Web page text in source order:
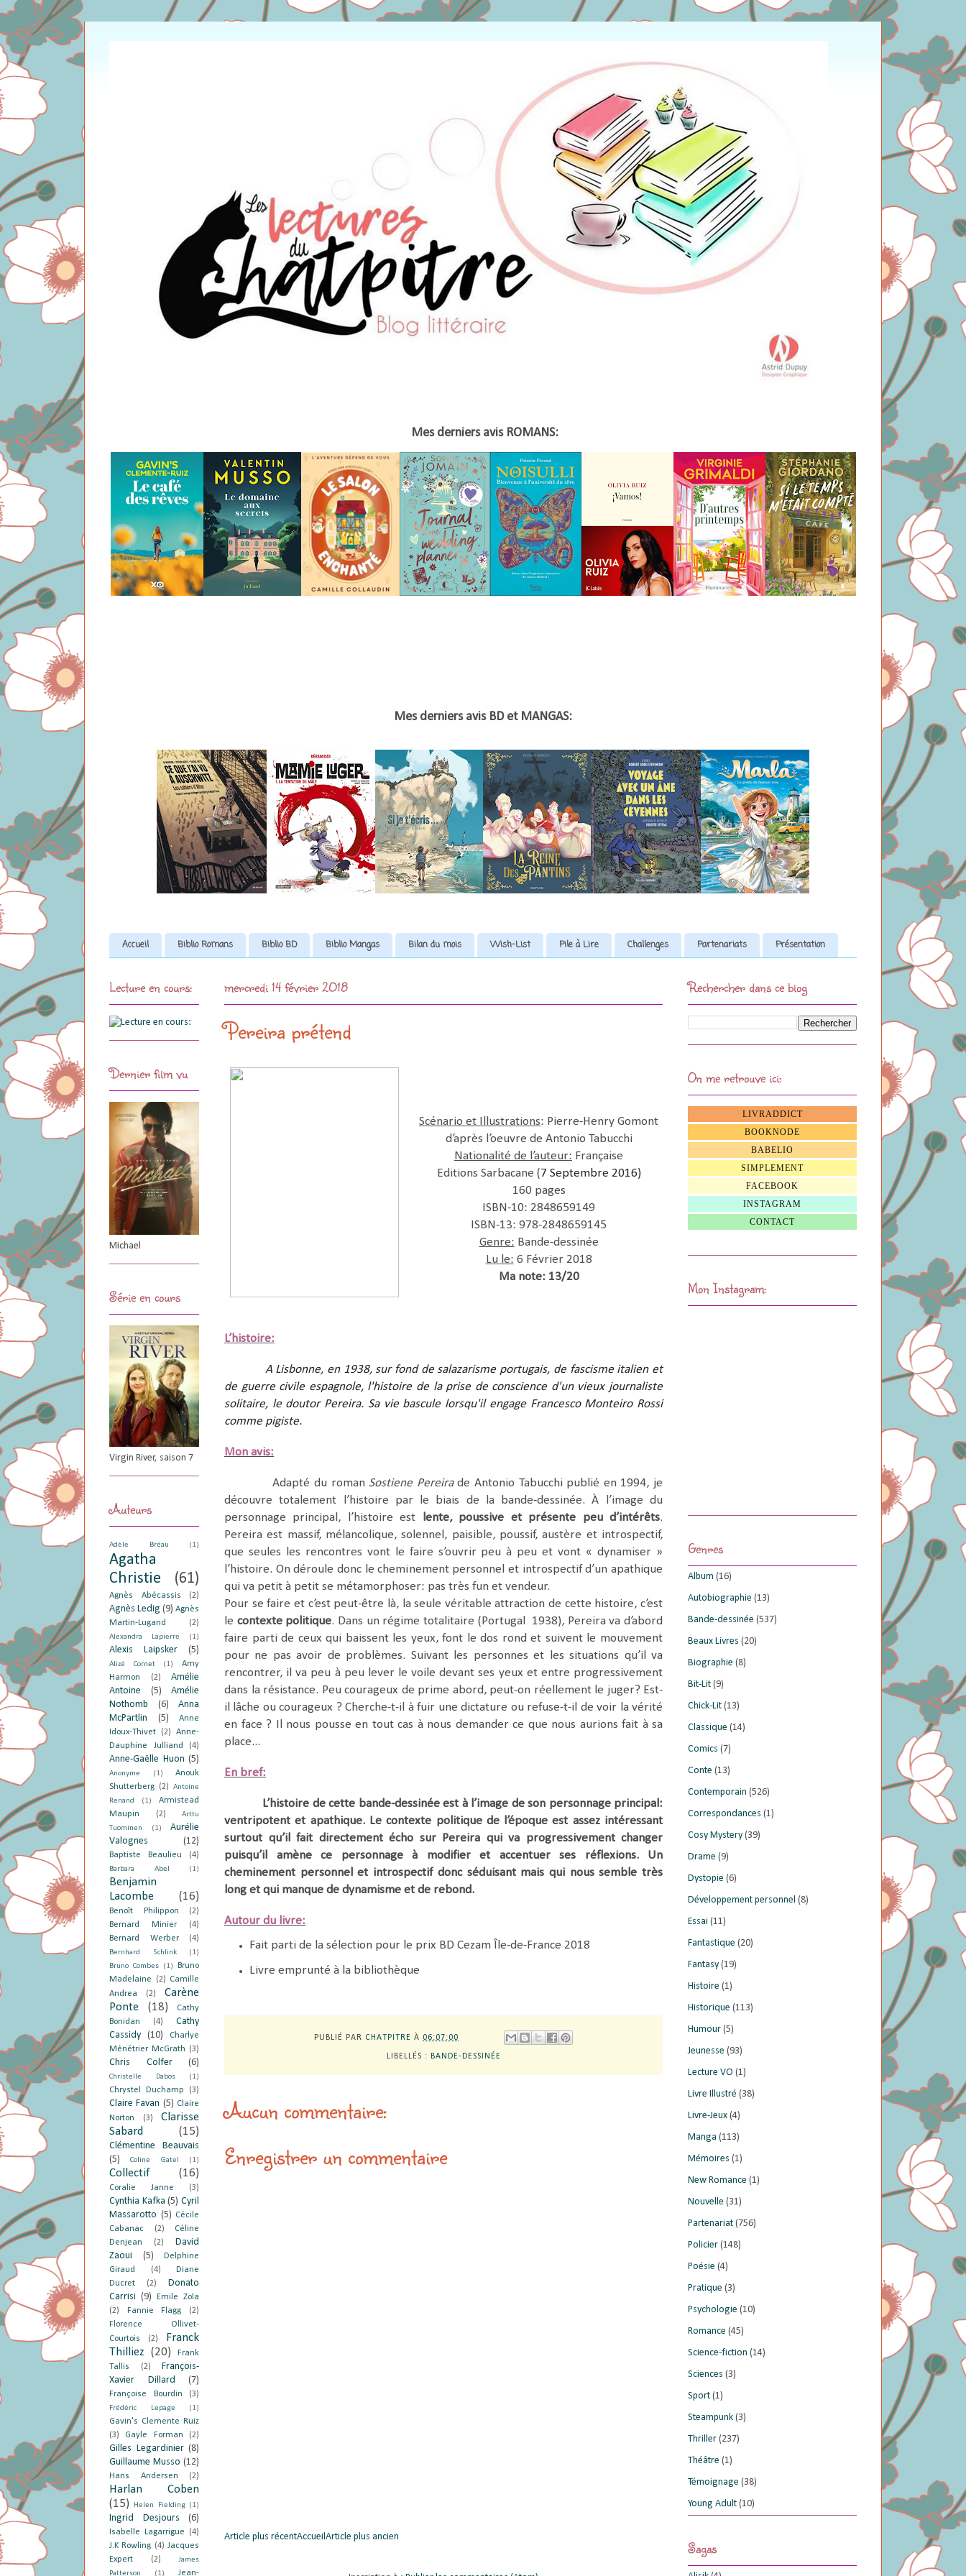
Mes derniers avis ROMANS:
Mes derniers avis BD et MANGAS:
Accueil Biblio Romans Biblio BD Biblio Mangas Bilan du mois Wish-List Pile à Lire Challenges Partenariats Présentation
mercredi 14 février 2018
Pereira prétend
Scénario et Illustrations: Pierre-Henry Gomont
d’après l’oeuvre de Antonio Tabucchi
Nationalité de l’auteur: Française
Editions Sarbacane (7 Septembre 2016)
160 pages
ISBN-10: 2848659149
ISBN-13: 978-2848659145
Genre: Bande-dessinée
Lu le: 6 Février 2018
Ma note: 13/20
L’histoire:
A Lisbonne, en 1938, sur fond de salazarisme portugais, de fascisme italien et
de guerre civile espagnole, l'histoire de la prise de conscience d'un vieux journaliste
solitaire, le doutor Pereira. Sa vie bascule lorsqu'il engage Francesco Monteiro Rossi
comme pigiste.
Mon avis:
Adapté du roman Sostiene Pereirade Antonio Tabucchi publié en 1994, je
découvre totalement l’histoire par le biais de la bande-dessinée. À l’image du
personnage principal, l’histoire est
lente, poussive et présente peu d’intérêts.
Pereira est massif, mélancolique, solennel, paisible, poussif, austère et introspectif,
que seules les rencontres vont le faire s’ouvrir peu à peu et vont « dynamiser »
l’histoire. On déroule donc le cheminement personnel et introspectif d’un apathique
qui va petit à petit se métamorphoser: pas très fun et vendeur.
Pour se faire et c’est peut-être là, la seule véritable attraction de cette histoire, c’est
le contexte politique. Dans un régime totalitaire (Portugal 1938), Pereira va d’abord
faire parti de ceux qui baissent les yeux, font le dos rond et suivent le mouvement
pour ne pas avoir de problèmes. Suivant les personnes et les situations qu’il va
rencontrer, il va peu à peu lever le voile devant ses yeux et entre progressivement
dans la résistance. Peu courageux de prime abord, peut-on réellement le juger? Est-
il lâche ou courageux ? Cherche-t-il à fuir une dictature ou refuse-t-il de voir la vérité
en face ? Il nous pousse en tout cas à nous demander ce que nous aurions fait à sa
place...
En bref:
L’histoire de cette bande-dessinée est à l’image de son personnage principal:
ventripotent et apathique. Le contexte politique de l’époque est assez intéressant
surtout qu’il fait directement écho sur Pereira qui va progressivement changer
puisqu’il amène ce personnage à modifier et accentuer ses réflexions. Un
cheminement personnel et introspectif donc séduisant mais qui nous semble très
long et qui manque de dynamisme et de rebond.
Autour du livre:
Fait parti de la sélection pour le prix BD Cezam Île-de-France 2018
Livre emprunté à la bibliothèque
PUBLIÉ PAR CHATPITRE À 06:07:00
LIBELLÉS : BANDE-DESSINÉE
Aucun commentaire:
Enregistrer un commentaire
Article plus récent Article plus ancien
Accueil
Lecture en cours:
Dernier film vu
Michael
Série en cours
Virgin River, saison 7
Auteurs
Adèle Bréau (1)
Agatha
Christie
(61)
Agnès Abécassis (2)
Agnès Ledig (9) Agnès
Martin-Lugand
(2)
Alexandra Lapierre (1)
Alexis Laipsker (5)
Alizé Cornet (1)
Amy
Harmon
(2)
Amélie
Antoine
(5)
Amélie
Nothomb
(6)
Anna
McPartlin
(5)
Anne
Idoux-Thivet
(2)
Anne-
Dauphine Julliand
(4)
Anne-Gaëlle Huon (5)
Anonyme (1)
Anouk
Shutterberg (2)
Antoine
Renand
(1)
Armistead
Maupin
(2)
Arttu
Tuominen
(1)
Aurélie
Valognes
(12)
Baptiste Beaulieu (4)
Barbara Abel (1)
Benjamin
Lacombe
(16)
Benoît Philippon
(2)
Bernard Minier
(4)
Bernard Werber
(4)
Bernhard Schlink
(1)
Bruno Combes
(1)
Bruno
Madelaine
(2) Camille
Andrea
(2)
Carène
Ponte
(18)
Cathy
Bonidan
(4)
Cathy
Cassidy (10)
Charlye
Ménétrier McGrath (3)
Chris Colfer (6)
Christelle Dabos (1)
Chrystel Duchamp (3)
Claire Favan (5) Claire
Norton
(3)
Clarisse
Sabard
(15)
Clémentine Beauvais
(5)
Coline Gatel (1)
Collectif (16)
Coralie Janne (3)
Cynthia Kafka (5) Cyril
Massarotto (5) Cécile
Cabanac
(2)
Céline
Denjean
(2)
David
Zaoui
(5)
Delphine
Giraud
(4)
Diane
Ducret
(2)
Donato
Carrisi (9)
Emile Zola
(2)
Fannie Flagg
(2)
Florence Ollivet-
Courtois
(2)
Franck
Thilliez (20)
Frank
Tallis
(2)
François-
Xavier Dillard
(7)
Françoise Bourdin (3)
Frédéric Lepage (1)
Gavin's Clemente Ruiz
(3)
Gayle Forman (2)
Gilles Legardinier (8)
Guillaume Musso (12)
Hans Andersen (2)
Harlan Coben
(15)
Helen Fielding (1)
Ingrid Desjours (6)
Isabelle Lagarrigue
(4)
J.K Rowling (4) Jacques
Expert
(2)
James
Patterson
(1) Jean-
Rechercher dans ce blog
On me retrouve ici:
LIVRADDICT
BOOKNODE
BABELIO
SIMPLEMENT
FACEBOOK
INSTAGRAM
CONTACT
Mon Instagram:
Genres
Album (16)
Autobiographie (13)
Bande-dessinée (537)
Beaux Livres (20)
Biographie (8)
Bit-Lit (9)
Chick-Lit (13)
Classique (14)
Comics (7)
Conte (13)
Contemporain (526)
Correspondances (1)
Cosy Mystery (39)
Drame (9)
Dystopie (6)
Développement personnel (8)
Essai (11)
Fantastique (20)
Fantasy (19)
Histoire (1)
Historique (113)
Humour (5)
Jeunesse (93)
Lecture VO (1)
Livre Illustré (38)
Livre-Jeux (4)
Manga (113)
Mémoires (1)
New Romance (1)
Nouvelle (31)
Partenariat (756)
Policier (148)
Poésie (4)
Pratique (3)
Psychologie (10)
Romance (45)
Science-fiction (14)
Sciences (3)
Sport (1)
Steampunk (3)
Thriller (237)
Théâtre (1)
Témoignage (38)
Young Adult (10)
Sagas